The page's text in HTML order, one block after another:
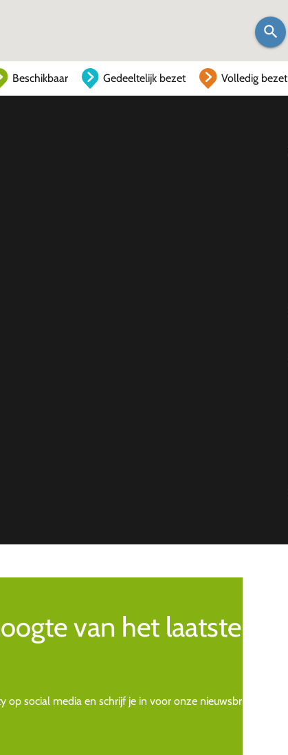
Beschikbaar Gedeeltelijk bezet Volledig bezet
van het laatste
social media en schrijf je in voor onze nieuwsbrief.